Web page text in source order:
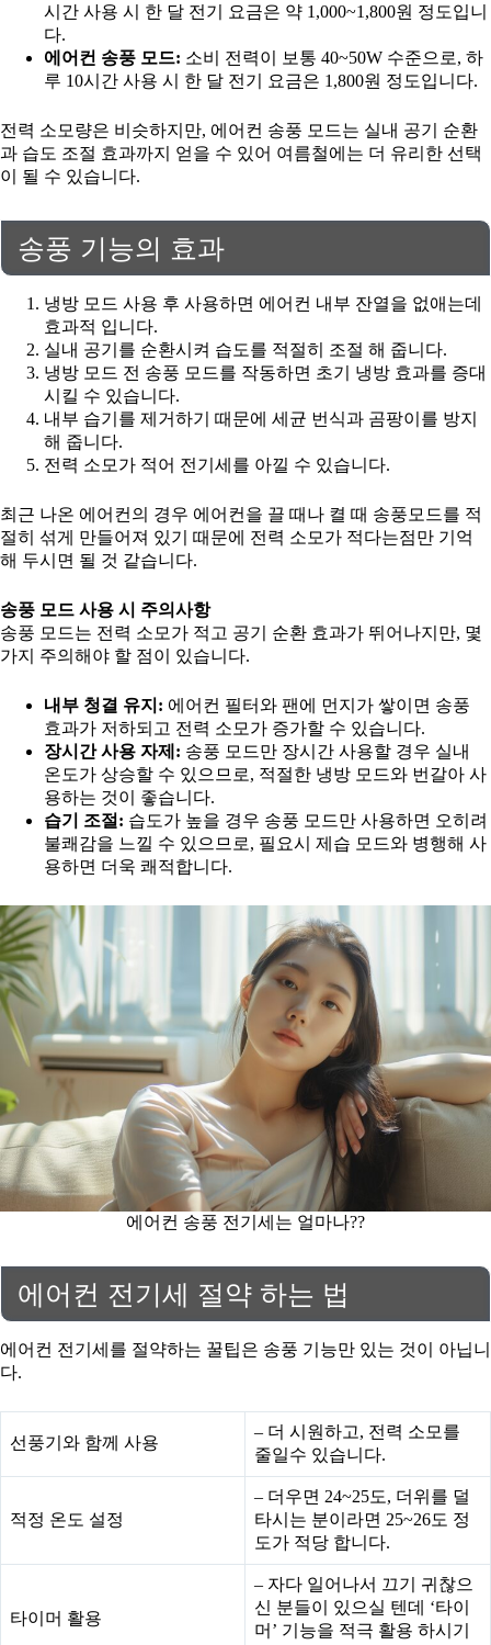
시간 사용 시 한 달 전기 요금은 약 1,000~1,800원 정도입니
다.
에어컨 송풍 모드: 소비 전력이 보통 40~50W 수준으로, 하
루 10시간 사용 시 한 달 전기 요금은 1,800원 정도입니다.
전력 소모량은 비슷하지만, 에어컨 송풍 모드는 실내 공기 순환
과 습도 조절 효과까지 얻을 수 있어 여름철에는 더 유리한 선택
이 될 수 있습니다.
송풍 기능의 효과
냉방 모드 사용 후 사용하면 에어컨 내부 잔열을 없애는데
효과적 입니다.
실내 공기를 순환시켜 습도를 적절히 조절 해 줍니다.
냉방 모드 전 송풍 모드를 작동하면 초기 냉방 효과를 증대
시킬 수 있습니다.
내부 습기를 제거하기 때문에 세균 번식과 곰팡이를 방지
해 줍니다.
전력 소모가 적어 전기세를 아낄 수 있습니다.
최근 나온 에어컨의 경우 에어컨을 끌 때나 켤 때 송풍모드를 적
절히 섞게 만들어져 있기 때문에 전력 소모가 적다는점만 기억
해 두시면 될 것 같습니다.
송풍 모드 사용 시 주의사항
송풍 모드는 전력 소모가 적고 공기 순환 효과가 뛰어나지만, 몇
가지 주의해야 할 점이 있습니다.
내부 청결 유지: 에어컨 필터와 팬에 먼지가 쌓이면 송풍
효과가 저하되고 전력 소모가 증가할 수 있습니다.
장시간 사용 자제: 송풍 모드만 장시간 사용할 경우 실내
온도가 상승할 수 있으므로, 적절한 냉방 모드와 번갈아 사
용하는 것이 좋습니다.
습기 조절: 습도가 높을 경우 송풍 모드만 사용하면 오히려
불쾌감을 느낄 수 있으므로, 필요시 제습 모드와 병행해 사
용하면 더욱 쾌적합니다.
에어컨 송풍 전기세는 얼마나??
에어컨 전기세 절약 하는 법
에어컨 전기세를 절약하는 꿀팁은 송풍 기능만 있는 것이 아닙니
다.
선풍기와 함께 사용
– 더 시원하고, 전력 소모를
줄일수 있습니다.
적정 온도 설정
– 더우면 24~25도, 더위를 덜
타시는 분이라면 25~26도 정
도가 적당 합니다.
타이머 활용
– 자다 일어나서 끄기 귀찮으
신 분들이 있으실 텐데 ‘타이
머’ 기능을 적극 활용 하시기